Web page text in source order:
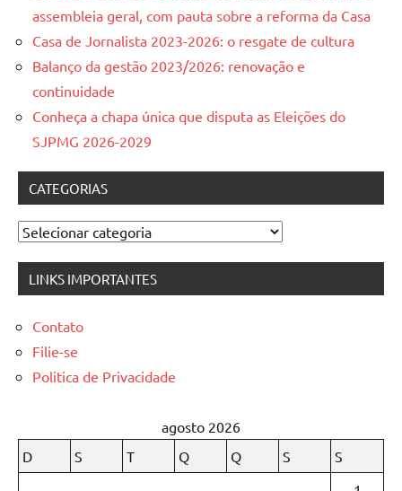
assembleia geral, com pauta sobre a reforma da Casa
Casa de Jornalista 2023-2026: o resgate de cultura
Balanço da gestão 2023/2026: renovação e
continuidade
Conheça a chapa única que disputa as Eleições do
SJPMG 2026-2029
CATEGORIAS
Categorias
LINKS IMPORTANTES
Contato
Filie-se
Politica de Privacidade
agosto 2026
D
S T Q Q S
S